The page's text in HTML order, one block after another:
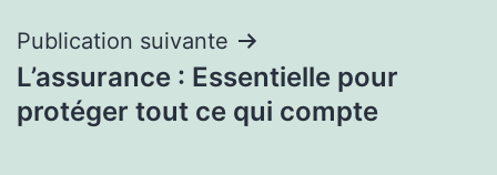
Publication suivante
L’assurance : Essentielle pour
protéger tout ce qui compte